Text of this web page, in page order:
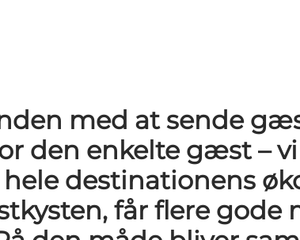
med at sende
den enkelte gæst –
destinationens
får flere